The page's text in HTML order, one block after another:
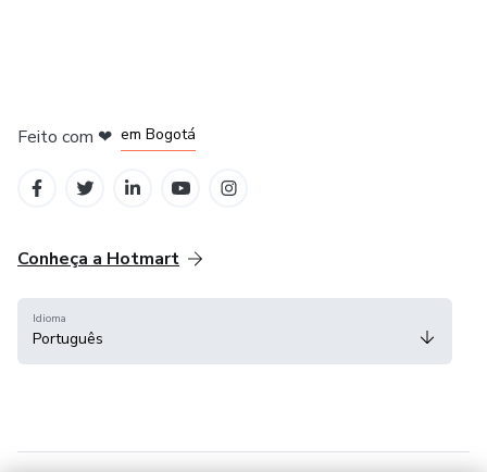
Feito com ❤ em Bogotá
Conheça a Hotmart
Idioma
Português